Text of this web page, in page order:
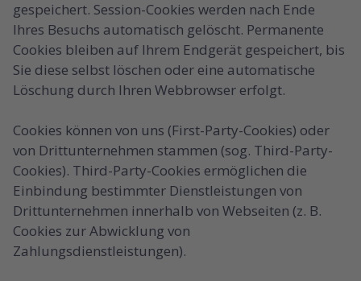
gespeichert. Session-Cookies werden nach Ende
Ihres Besuchs automatisch gelöscht. Permanente
Cookies bleiben auf Ihrem Endgerät gespeichert, bis
Sie diese selbst löschen oder eine automatische
Löschung durch Ihren Webbrowser erfolgt.
Cookies können von uns (First-Party-Cookies) oder
von Drittunternehmen stammen (sog. Third-Party-
Cookies). Third-Party-Cookies ermöglichen die
Einbindung bestimmter Dienstleistungen von
Drittunternehmen innerhalb von Webseiten (z. B.
Cookies zur Abwicklung von
Zahlungsdienstleistungen).